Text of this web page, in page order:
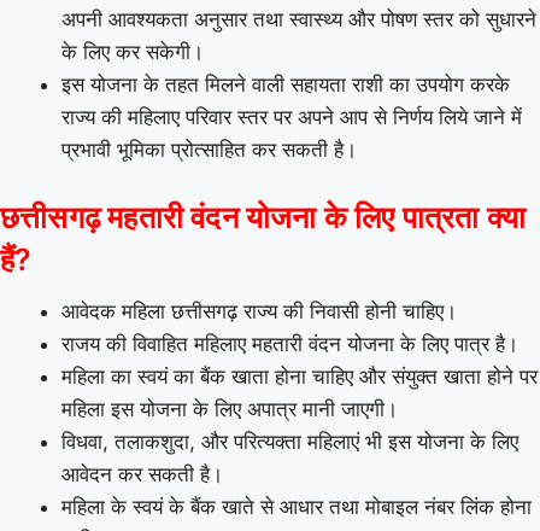
अपनी आवश्यकता अनुसार तथा स्वास्थ्य और पोषण स्तर को सुधारने
के लिए कर सकेगी।
इस योजना के तहत मिलने वाली सहायता राशी का उपयोग करके
राज्य की महिलाए परिवार स्तर पर अपने आप से निर्णय लिये जाने में
प्रभावी भूमिका प्रोत्साहित कर सकती है।
छत्तीसगढ़ महतारी वंदन योजना के लिए पात्रता क्या
हैं?
आवेदक महिला छत्तीसगढ़ राज्य की निवासी होनी चाहिए।
राजय की विवाहित महिलाए महतारी वंदन योजना के लिए पात्र है।
महिला का स्वयं का बैंक खाता होना चाहिए और संयुक्त खाता होने पर
महिला इस योजना के लिए अपात्र मानी जाएगी।
विधवा, तलाकशुदा, और परित्यक्ता महिलाएं भी इस योजना के लिए
आवेदन कर सकती है।
महिला के स्वयं के बैंक खाते से आधार तथा मोबाइल नंबर लिंक होना